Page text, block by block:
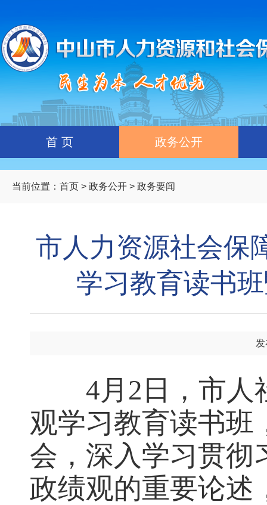
首 页 政务公开
当前位置： 首页 > 政务公开 > 政务要闻
市人力资源社会保
学习教育读书
4月2日，市人
观学习教育读书班
会，深入学习贯彻
政绩观的重要论述